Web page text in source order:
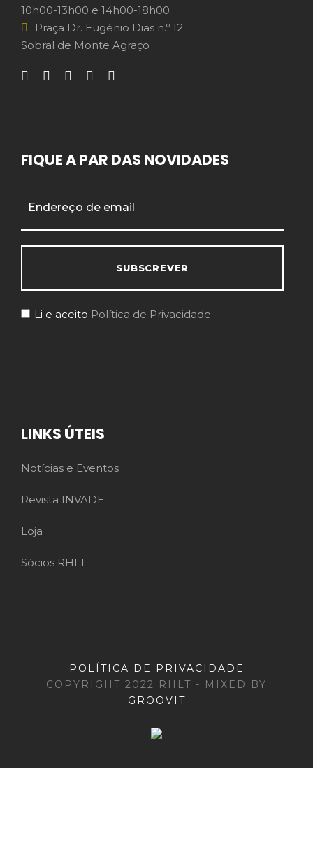
10h00-13h00 e 14h00-18h00
Praça Dr. Eugénio Dias n.º 12
Sobral de Monte Agraço
FIQUE A PAR DAS NOVIDADES
Li e aceito Política de Privacidade
LINKS ÚTEIS
Notícias e Eventos
Revista INVADE
Loja
Sócios RHLT
POLÍTICA DE PRIVACIDADE
COPYRIGHT 2022 RHLT - MIXED BY
GROOVIT